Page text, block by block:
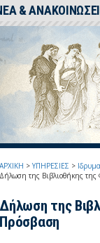
&
ΑΡΧΙΚΗ > ΥΠΗΡΕΣΙΕΣ >
Δήλωση της Βιβλιοθήκης της
Δήλωση της
Πρόσβαση